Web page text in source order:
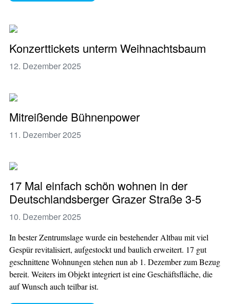
Konzerttickets unterm Weihnachtsbaum
12. Dezember 2025
Mitreißende Bühnenpower
11. Dezember 2025
17 Mal einfach schön wohnen in der
Deutschlandsberger Grazer Straße 3-5
10. Dezember 2025
In bester Zentrumslage wurde ein bestehender Altbau mit viel
Gespür revitalisiert, aufgestockt und baulich erweitert. 17 gut
geschnittene Wohnungen stehen nun ab 1. Dezember zum Bezug
bereit. Weiters im Objekt integriert ist eine Geschäftsfläche, die
auf Wunsch auch teilbar ist.